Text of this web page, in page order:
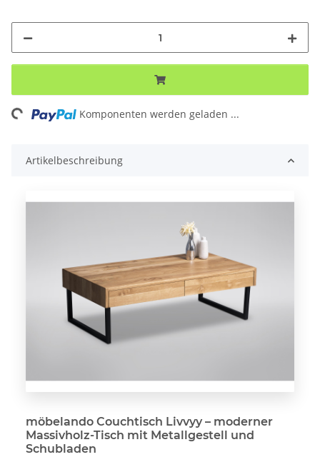
Loading... Komponenten werden geladen ...
Artikelbeschreibung
möbelando Couchtisch Livvyy – moderner
Massivholz-Tisch mit Metallgestell und
Schubladen